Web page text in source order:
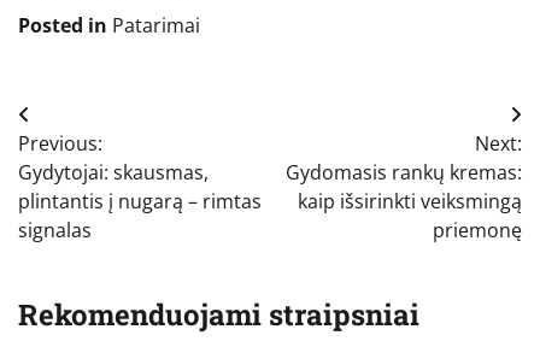
Posted in Patarimai
Navigacija
tarp
įrašų
Previous:
Gydytojai: skausmas,
plintantis į nugarą – rimtas
signalas
Next:
Gydomasis rankų kremas:
kaip išsirinkti veiksmingą
priemonę
Rekomenduojami straipsniai